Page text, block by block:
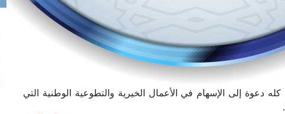
دعوة إلى الإسهام في الأعمال الخيرية والتطوعية الوطنية التي